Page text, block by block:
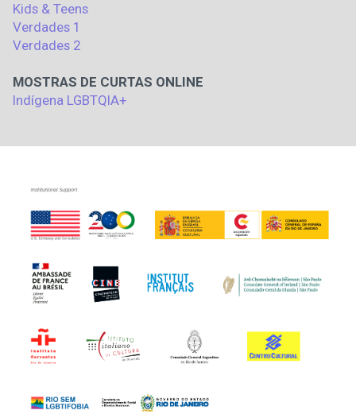
Kids & Teens
Verdades 1
Verdades 2
MOSTRAS DE CURTAS ONLINE
Indígena LGBTQIA+